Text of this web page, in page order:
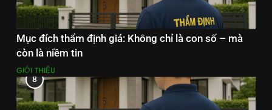
Mục đích thẩm định giá: Không chỉ là con số – mà
còn là niềm tin
GIỚI THIỆU
8